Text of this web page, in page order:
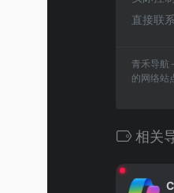
直接联
青禾导航
的网络站
相关